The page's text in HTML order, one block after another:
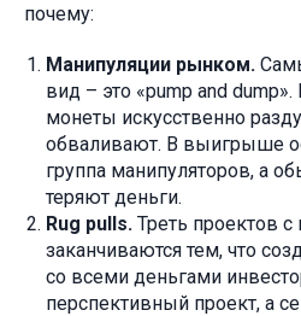
почему:
Манипуляции рынком.
вид – это «pump and
монеты искусственно
обваливают. В выигрыше
группа манипуляторов, а
теряют деньги.
Rug pulls. Треть проектов
заканчиваются тем, что
со всеми деньгами
перспективный проект, а